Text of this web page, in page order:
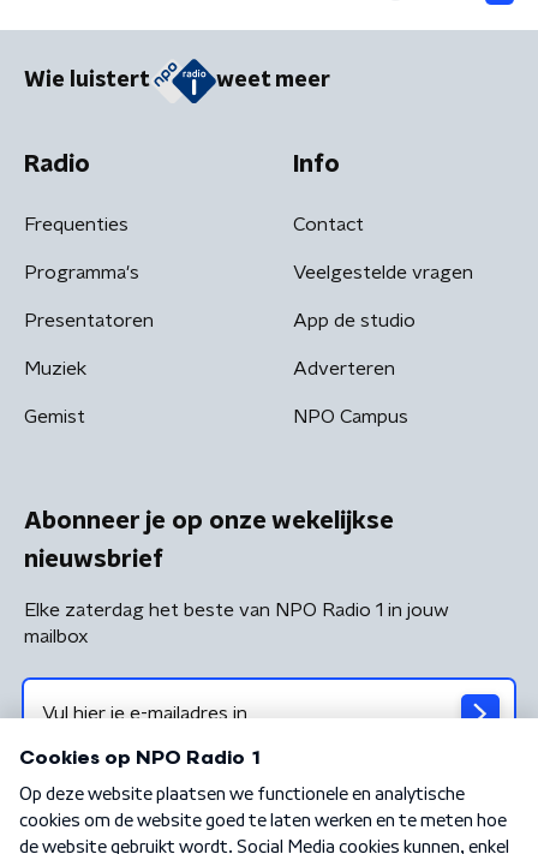
Wie luistert weet meer
Radio
Frequenties
Programma's
Presentatoren
Muziek
Gemist
Info
Contact
Veelgestelde vragen
App de studio
Adverteren
NPO Campus
Abonneer je op onze wekelijkse
nieuwsbrief
Elke zaterdag het beste van NPO Radio 1 in jouw
mailbox